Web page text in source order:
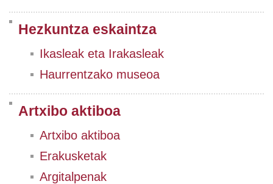
Hezkuntza eskaintza
Ikasleak eta Irakasleak
Haurrentzako museoa
Artxibo aktiboa
Artxibo aktiboa
Erakusketak
Argitalpenak